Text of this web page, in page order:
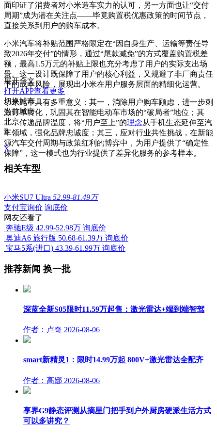
面印证了消费者对小米造车实力的认可，另一方面也让“交付
周期”成为潜在关注点——毕竟购置税优惠政策的时间节点，
直接关系到用户的购车成本。
小米汽车将补贴范围严格限定在“因自身生产、运输等责任导
致2026年交付”的情形，通过“尾款减免”的方式覆盖购置税差
额，最高1.5万元的补贴上限也充分考虑了用户的实际支出场
景。这一设计既保障了用户的核心利益，又规避了非厂商责任
下的成本风险，展现出小米在用户服务层面的精细化运营。
小米此举具有多重意义：其一，消除用户购车顾虑，进一步刺
激订单转化，巩固其在智能电动车市场的“破局者”地位；其
二，传递品牌温度，将“用户至上”的理念从手机生态延伸至汽
车领域，强化品牌忠诚度；其三，应对行业共性挑战，在新能
源汽车交付周期与政策红利的博弈中，为用户提供了“确定性
保障”，这一模式也为行业提供了差异化服务的参考样本。
展开全文
打开APP查看更多
切换城市
当前城市
北京
B
X
相关车型
小米SU7 Ultra 52.99-81.49万
支付宝询价 询底价
网友还看了
奔驰E级 42.99-52.98万 询底价
奥迪A6 旅行版 50.68-61.39万 询底价
宝马5系(进口) 43.39-61.99万 询底价
推荐新闻 换一批
深蓝全新S05限时11.59万起售：激光雷达+端到端智驾
作者：卢奇 2026-08-06
smart新精灵1：限时14.99万起 800V+激光雷达全配齐
作者：高娜 2026-08-06
享界G9静态评测从摘星门把手到户外厨房硬派生活方式
可以多讲究？